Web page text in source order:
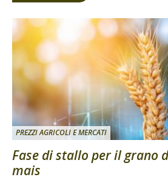
PREZZI AGRICOLI E MERCATI
Fase di stallo per il grano
mais